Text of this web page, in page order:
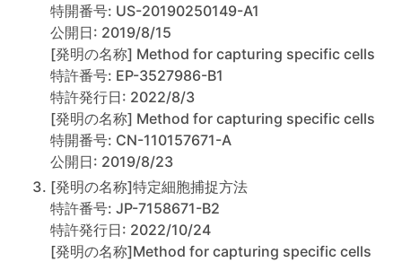
特開番号: US-20190250149-A1
公開日: 2019/8/15
[発明の名称] Method for capturing specific cells
特許番号: EP-3527986-B1
特許発行日: 2022/8/3
[発明の名称] Method for capturing specific cells
特開番号: CN-110157671-A
公開日: 2019/8/23
[発明の名称]特定細胞捕捉方法
特許番号: JP-7158671-B2
特許発行日: 2022/10/24
[発明の名称]Method for capturing specific cells